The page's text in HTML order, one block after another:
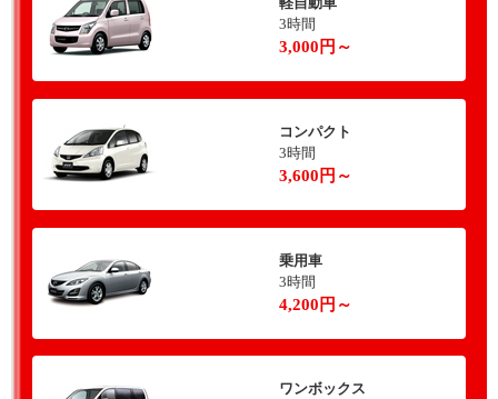
3時間
3,000円～
コンパクト
3時間
3,600円～
乗用車
3時間
4,200円～
ワンボックス